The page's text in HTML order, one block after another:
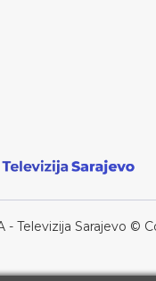
- Televizija Sarajevo ©